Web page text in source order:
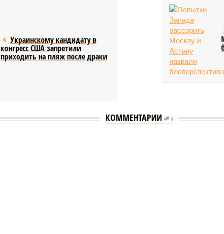
Украинскому кандидату в
конгресс США запретили
приходить на пляж после драки
КОММЕНТАРИИ 0